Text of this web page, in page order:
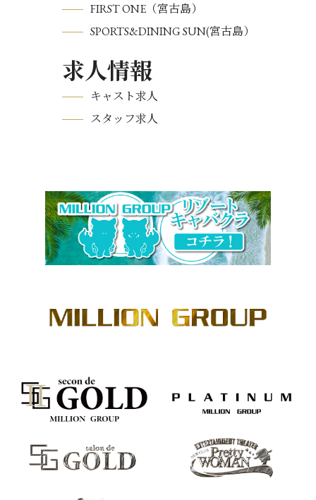
FIRST ONE（宮古島）
SPORTS&DINING SUN(宮古島）
求人情報
キャスト求人
スタッフ求人